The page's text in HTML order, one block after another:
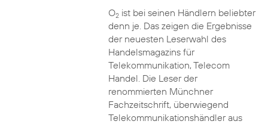
O2ist bei seinen Händlern beliebter
denn je. Das zeigen die Ergebnisse
der neuesten Leserwahl des
Handelsmagazins für
Telekommunikation, Telecom
Handel. Die Leser der
renommierten Münchner
Fachzeitschrift, überwiegend
Telekommunikationshändler aus